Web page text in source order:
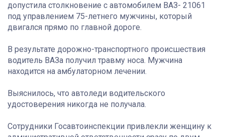
допустила столкновение с автомобилем ВАЗ- 21061
под управлением 75-летнего мужчины, который
двигался прямо по главной дороге.
В результате дорожно-транспортного происшествия
водитель ВАЗа получил травму носа. Мужчина
находится на амбулаторном лечении.
Выяснилось, что автоледи водительского
удостоверения никогда не получала.
Сотрудники Госавтоинспекции привлекли женщину к